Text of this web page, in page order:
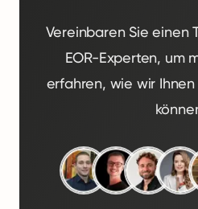
Vereinbaren Sie einen
EOR-Experten, um
erfahren, wie wir